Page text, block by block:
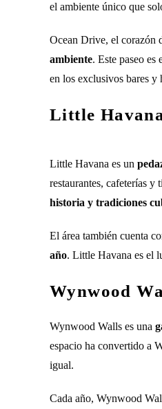
el ambiente único que
Ocean Drive, el corazón
ambiente. Este paseo
en los exclusivos bares y
Little
Little Havana es un
restaurantes, cafeterías y
historia y tradiciones
El área también cuenta
año. Little Havana es el
Wynwood
Wynwood Walls es una
espacio ha convertido a
igual.
Cada año, Wynwood